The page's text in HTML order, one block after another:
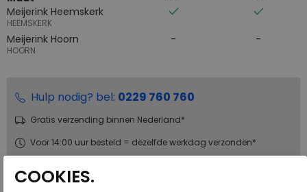
Meijerink Heemskerk
HEEMSKERK
Meijerink Hoorn
HOORN
Hulp nodig? bel: 0229 760 760
Gratis verzending binnen Nederland*
Voor 14:00 uur besteld = dezelfde werkdag verzonden*
COOKIES.